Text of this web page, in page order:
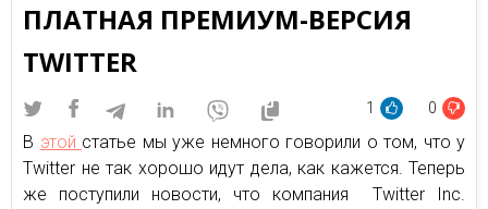
ПЛАТНАЯ ПРЕМИУМ-ВЕРСИЯ
TWITTER
1 0
В этой статье мы уже немного говорили о том, что у
Twitter не так хорошо идут дела, как кажется. Теперь
же поступили новости, что компания Twitter Inc.